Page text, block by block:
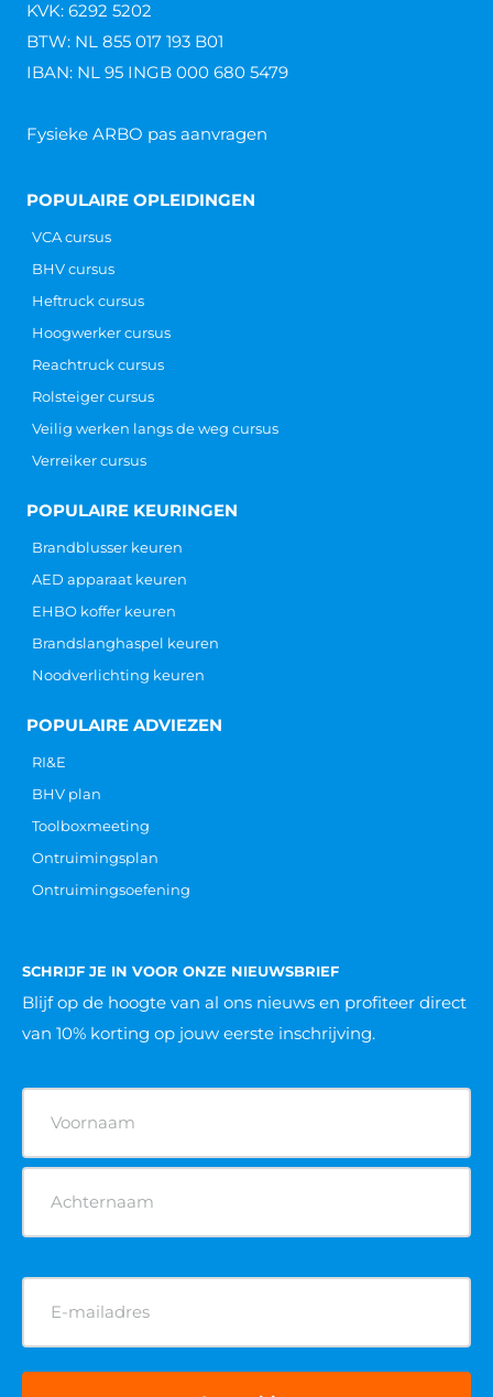
KVK: 6292 5202
BTW: NL 855 017 193 B01
IBAN: NL 95 INGB 000 680 5479
Fysieke ARBO pas aanvragen
POPULAIRE OPLEIDINGEN
VCA cursus
BHV cursus
Heftruck cursus
Hoogwerker cursus
Reachtruck cursus
Rolsteiger cursus
Veilig werken langs de weg cursus
Verreiker cursus
POPULAIRE KEURINGEN
Brandblusser keuren
AED apparaat keuren
EHBO koffer keuren
Brandslanghaspel keuren
Noodverlichting keuren
POPULAIRE ADVIEZEN
RI&E
BHV plan
Toolboxmeeting
Ontruimingsplan
Ontruimingsoefening
SCHRIJF JE IN VOOR ONZE NIEUWSBRIEF
Blijf op de hoogte van al ons nieuws en profiteer direct
van 10% korting op jouw eerste inschrijving.
(Vereist)
E-
(Vereist)